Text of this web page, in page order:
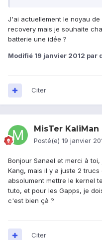
J'ai actuellement le noyau
recovery mais je souhaite
batterie une idée ?
Modifié 19 janvier 2012 par
Citer
MisTer KaliMan
Posté(e) 19 janvier
Bonjour Sanael et merci à
Kang, mais il y a juste 2
absolument mettre le kernel
tuto, et pour les Gapps, je
c'est bien çà ?
Citer